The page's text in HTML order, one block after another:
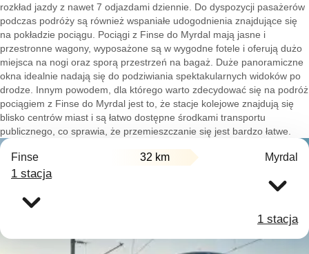
rozkład jazdy z nawet 7 odjazdami dziennie. Do dyspozycji pasażerów
podczas podróży są również wspaniałe udogodnienia znajdujące się
na pokładzie pociągu. Pociągi z Finse do Myrdal mają jasne i
przestronne wagony, wyposażone są w wygodne fotele i oferują dużo
miejsca na nogi oraz sporą przestrzeń na bagaż. Duże panoramiczne
okna idealnie nadają się do podziwiania spektakularnych widoków po
drodze. Innym powodem, dla którego warto zdecydować się na podróż
pociągiem z Finse do Myrdal jest to, że stacje kolejowe znajdują się
blisko centrów miast i są łatwo dostępne środkami transportu
publicznego, co sprawia, że przemieszczanie się jest bardzo łatwe.
Finse 32 km Myrdal
1 stacja
1 stacja